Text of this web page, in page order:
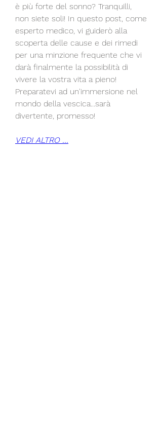
è più forte del sonno? Tranquilli,
non siete soli! In questo post, come
esperto medico, vi guiderò alla
scoperta delle cause e dei rimedi
per una minzione frequente che vi
darà finalmente la possibilità di
vivere la vostra vita a pieno!
Preparatevi ad un'immersione nel
mondo della vescica...sarà
divertente, promesso!
VEDI ALTRO ...